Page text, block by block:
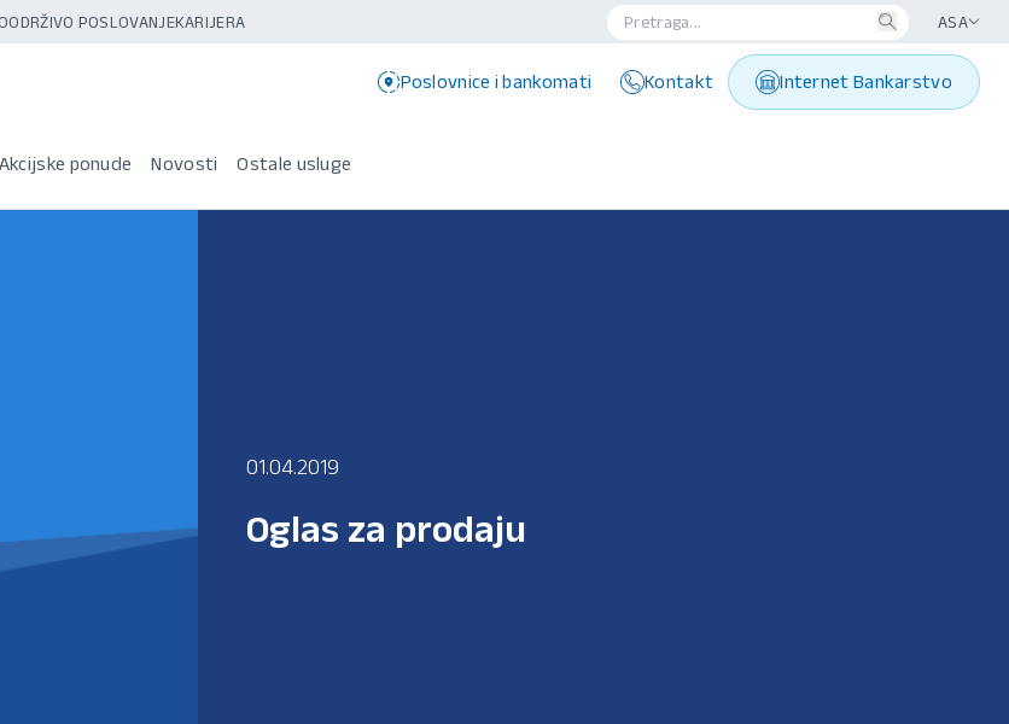
ODRŽIVO POSLOVANJEKARIJERA ASA
Poslovnice i bankomati Kontakt Internet Bankarstvo
Akcijske ponude Novosti Ostale usluge
01.04.2019
Oglas za prodaju